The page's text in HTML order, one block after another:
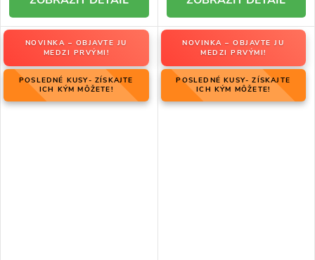
NOVINKA – OBJAVTE JU
MEDZI PRVÝMI!
POSLEDNÉ KUSY- ZÍSKAJTE
ICH KÝM MÔŽETE!
NOVINKA – OBJAVTE JU
MEDZI PRVÝMI!
POSLEDNÉ KUSY- ZÍSKAJTE
ICH KÝM MÔŽETE!